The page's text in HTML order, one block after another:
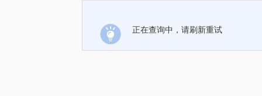
正在查询中，请刷新重试